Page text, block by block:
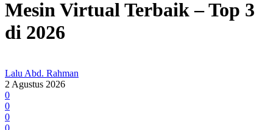
Mesin Virtual Terbaik – Top 3
di 2026
Lalu Abd. Rahman
2 Agustus 2026
0
0
0
0